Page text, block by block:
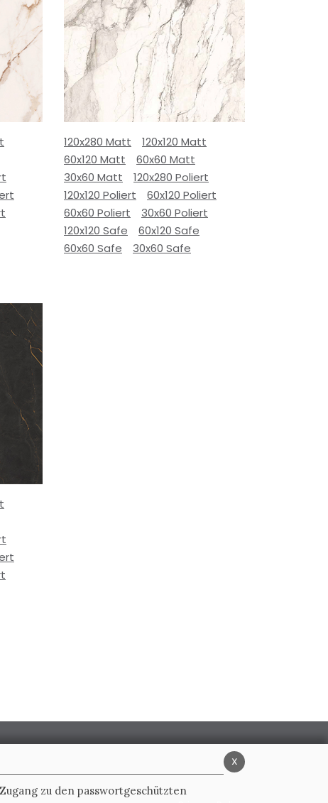
120x280 Matt
120x120 Matt
60x120 Matt
60x60 Matt
30x60 Matt
120x280 Poliert
120x120 Poliert
60x120 Poliert
60x60 Poliert
30x60 Poliert
120x120 Safe
60x120 Safe
60x60 Safe
30x60 Safe
x
zu den passwortgeschützten